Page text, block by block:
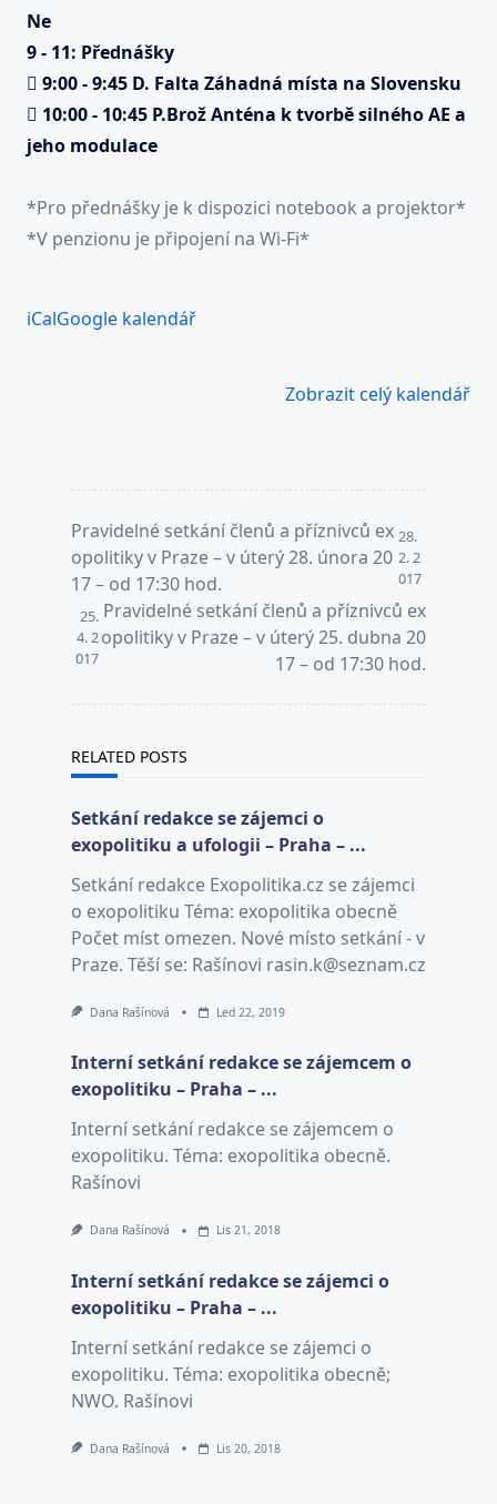
Ne
9- 11: Přednášky
 9:00-9:45 D. Falta Záhadná místa na Slovensku
 10:00- 10:45 P.BrožAnténa k tvorbě silného AE a
jeho modulace
*Pro přednášky je k dispozici notebook a projektor*
*V penzionu je připojení na Wi-Fi*
iCalGoogle kalendář
Zobrazit celý kalendář
<span
class="nav-
subtitle
screen-
reader-
text">Page</span>
Pravidelné setkání členů a příznivců ex
opolitiky v Praze – v úterý 28. února 20
17 – od 17:30 hod.
28.
2. 2
017
Pravidelné setkání členů a příznivců ex
opolitiky v Praze – v úterý 25. dubna 20
17 – od 17:30 hod.
25.
4. 2
017
RELATED POSTS
Setkání redakce se zájemci o
exopolitiku a ufologii – Praha – ...
Setkání redakce Exopolitika.cz se zájemci
o exopolitiku Téma: exopolitika obecně
Počet míst omezen. Nové místo setkání - v
Praze. Těší se: Rašínovi rasin.k@seznam.cz
Dana Rašínová Led 22, 2019
Interní setkání redakce se zájemcem o
exopolitiku – Praha – ...
Interní setkání redakce se zájemcem o
exopolitiku. Téma: exopolitika obecně.
Rašínovi
Dana Rašínová Lis 21, 2018
Interní setkání redakce se zájemci o
exopolitiku – Praha – ...
Interní setkání redakce se zájemci o
exopolitiku. Téma: exopolitika obecně;
NWO. Rašínovi
Dana Rašínová Lis 20, 2018